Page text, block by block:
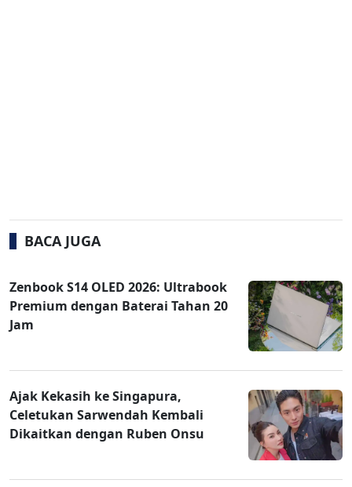
BACA JUGA
Zenbook S14 OLED 2026: Ultrabook
Premium dengan Baterai Tahan 20
Jam
Ajak Kekasih ke Singapura,
Celetukan Sarwendah Kembali
Dikaitkan dengan Ruben Onsu